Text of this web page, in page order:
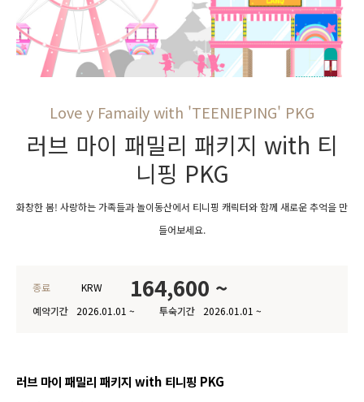
Love y Famaily with 'TEENIEPING' PKG
러브 마이 패밀리 패키지 with 티
니핑 PKG
화창한 봄! 사랑하는 가족들과 놀이동산에서 티니핑 캐릭터와 함께 새로운 추억을 만
들어보세요.
종료 KRW 164,600 ~
예약기간 2026.01.01 ~ 투숙기간 2026.01.01 ~
러브 마이 패밀리 패키지 with 티니핑 PKG